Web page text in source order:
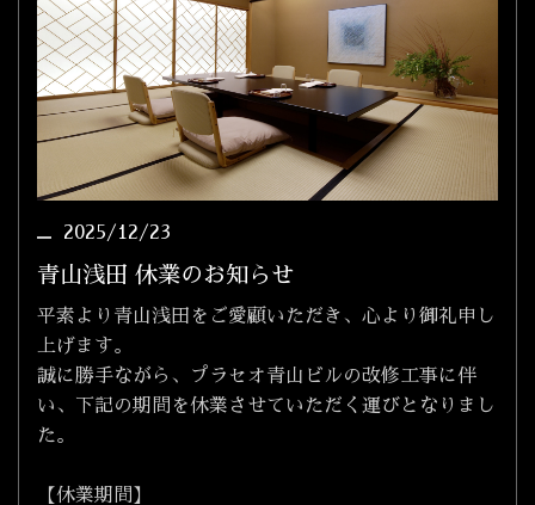
2025/12/23
青山浅田 休業のお知らせ
平素より青山浅田をご愛顧いただき、心より御礼申し
上げます。
誠に勝手ながら、プラセオ青山ビルの改修工事に伴
い、下記の期間を休業させていただく運びとなりまし
た。
【休業期間】